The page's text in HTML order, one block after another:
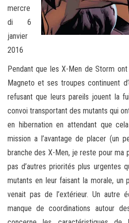
mercre
di 6
janvier
2016
Pendant que les X-Men de Storm
Magneto et ses troupes continuent
refusant que leurs pareils jouent la
convoi transportant des mutants qui
en hibernation en attendant que
mission a l’avantage de placer (un
branche des X-Men, je reste pour ma
pas d’autres priorités plus urgentes
mutants en leur faisant la morale, un
venait pas de l’extérieur. Un autre
manque de coordinations autour